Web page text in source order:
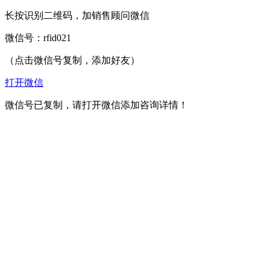
长按识别二维码，加销售顾问微信
微信号： rfid021
（点击微信号复制，添加好友）
打开微信
微信号已复制，请打开微信添加咨询详情！